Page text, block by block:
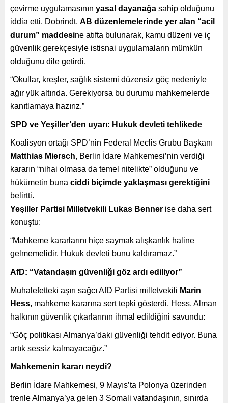
çevirme uygulamasının yasal dayanağa sahip olduğunu
iddia etti. Dobrindt, AB düzenlemelerinde yer alan “acil
durum” maddesine atıfta bulunarak, kamu düzeni ve iç
güvenlik gerekçesiyle istisnai uygulamaların mümkün
olduğunu dile getirdi.
“Okullar, kreşler, sağlık sistemi düzensiz göç nedeniyle
ağır yük altında. Gerekiyorsa bu durumu mahkemelerde
kanıtlamaya hazırız.”
SPD ve Yeşiller’den uyarı: Hukuk devleti tehlikede
Koalisyon ortağı SPD’nin Federal Meclis Grubu Başkanı
Matthias Miersch, Berlin İdare Mahkemesi’nin verdiği
kararın “nihai olmasa da temel nitelikte” olduğunu ve
hükümetin buna ciddi biçimde yaklaşması gerektiğini
belirtti.
Yeşiller Partisi Milletvekili Lukas Benner ise daha sert
konuştu:
“Mahkeme kararlarını hiçe saymak alışkanlık haline
gelmemelidir. Hukuk devleti bunu kaldıramaz.”
AfD: “Vatandaşın güvenliği göz ardı ediliyor”
Muhalefetteki aşırı sağcı AfD Partisi milletvekili Marin
Hess, mahkeme kararına sert tepki gösterdi. Hess, Alman
halkının güvenlik çıkarlarının ihmal edildiğini savundu:
“Göç politikası Almanya’daki güvenliği tehdit ediyor. Buna
artık sessiz kalmayacağız.”
Mahkemenin kararı neydi?
Berlin İdare Mahkemesi, 9 Mayıs’ta Polonya üzerinden
trenle Almanya’ya gelen 3 Somali vatandaşının, sınırda